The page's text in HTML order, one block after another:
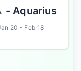
Aquarius
-
20 - Feb 18